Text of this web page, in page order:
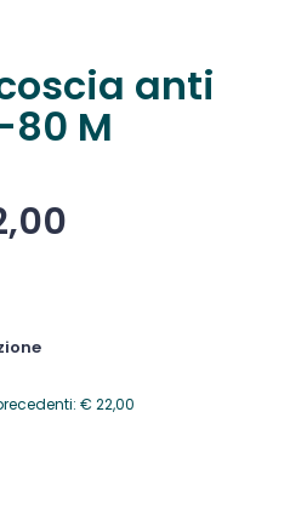
anti
M
€ 22,00